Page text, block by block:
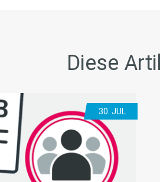
Diese
30. JUL